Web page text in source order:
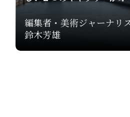
編集者・美術ジャーナリ
鈴木芳雄